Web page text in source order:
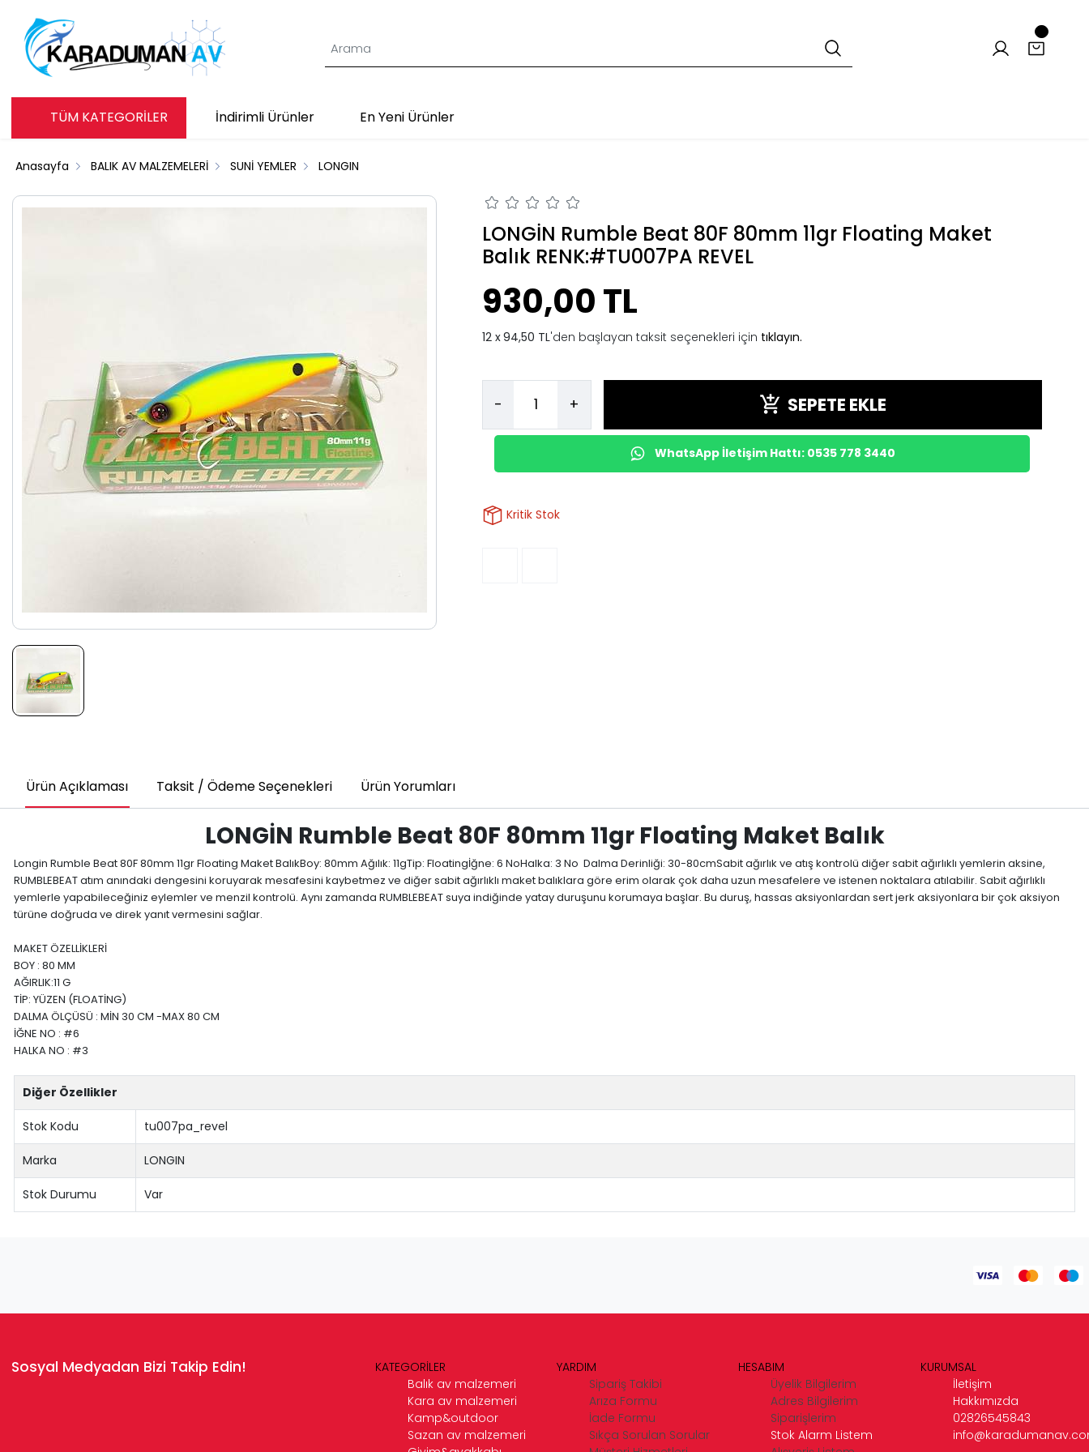
TÜM KATEGORİLER İndirimli Ürünler En Yeni Ürünler
Anasayfa BALIK AV MALZEMELERİ SUNİ YEMLER LONGIN
LONGİN Rumble Beat 80F 80mm 11gr Floating Maket
Balık RENK:#TU007PA REVEL
930,00 TL
94,50 TL'den başlayan taksit seçenekleri için tıklayın.
- + SEPETE EKLE
WhatsApp İletişim Hattı: 0535 778 3440
Kritik Stok
Ürün Açıklaması Taksit / Ödeme Seçenekleri Ürün Yorumları
LONGİN Rumble Beat 80F 80mm 11gr Floating Maket Balık
Longin Rumble Beat 80F 80mm 11gr Floating Maket BalıkBoy: 80mm Ağılık: 11gTip: Floatingİğne: 6 NoHalka: 3 No Dalma Derinliği: 30-80cmSabit ağırlık ve atış kontrolü diğer sabit ağırlıklı yemlerin aksine,
RUMBLEBEAT atım anındaki dengesini koruyarak mesafesini kaybetmez ve diğer sabit ağırlıklı maket balıklara göre erim olarak çok daha uzun mesafelere ve istenen noktalara atılabilir. Sabit ağırlıklı
yemlerle yapabileceğiniz eylemler ve menzil kontrolü. Aynı zamanda RUMBLEBEAT suya indiğinde yatay duruşunu korumaya başlar. Bu duruş, hassas aksiyonlardan sert jerk aksiyonlara bir çok aksiyon
türüne doğruda ve direk yanıt vermesini sağlar.
MAKET ÖZELLİKLERİ
BOY : 80 MM
AĞIRLIK:11 G
TİP: YÜZEN (FLOATİNG)
DALMA ÖLÇÜSÜ : MİN 30 CM -MAX 80 CM
İĞNE NO : #6
HALKA NO : #3
Diğer Özellikler
Stok Kodu tu007pa_revel
Marka LONGIN
Stok Durumu Var
Sosyal Medyadan Bizi Takip Edin!
KATEGORİLER
Balık av malzemeri
Kara av malzemeri
Kamp&outdoor
Sazan av malzemeri
YARDIM
Sipariş Takibi
Arıza Formu
İade Formu
Sıkça Sorulan Sorular
HESABIM
Üyelik Bilgilerim
Adres Bilgilerim
Siparişlerim
Stok Alarm Listem
KURUMSAL
İletişim
Hakkımızda
02826545843